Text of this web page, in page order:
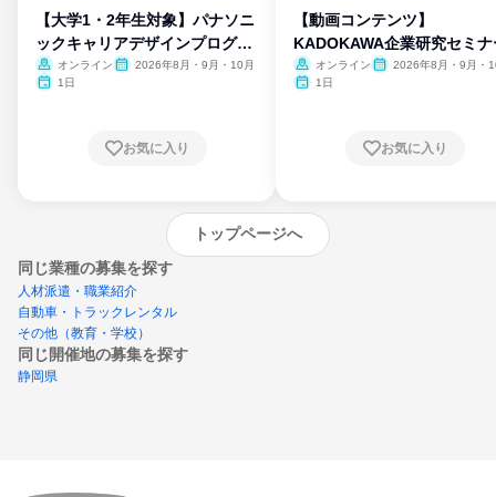
【大学1・2年生対象】パナソニ
ックキャリアデザインプログラ
ム
オンライン
2026年8月・9月・10月
1日
お気に入り
【動画コンテンツ】
KADOKAWA企業研究セミナ
オンライン
2026年8月・9月・
1日
お気に入り
トップページへ
同じ業種の募集を探す
人材派遣・職業紹介
自動車・トラックレンタル
その他（教育・学校）
同じ開催地の募集を探す
静岡県